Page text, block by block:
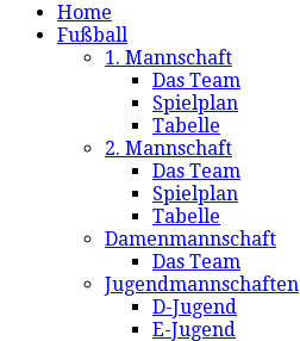
Home
Fußball
1. Mannschaft
Das Team
Spielplan
Tabelle
2. Mannschaft
Das Team
Spielplan
Tabelle
Damenmannschaft
Das Team
Jugendmannschaften
D-Jugend
E-Jugend